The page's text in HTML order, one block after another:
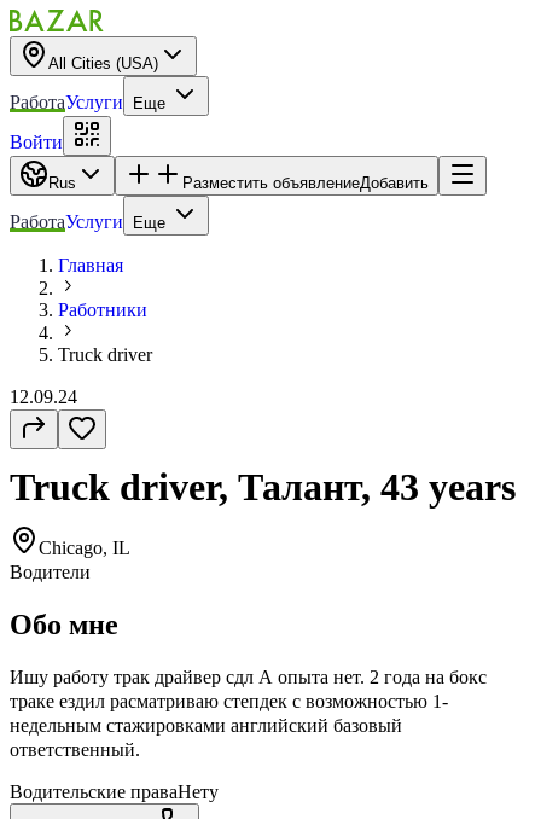
All Cities (USA)
РаботаУслуги Еще
Войти
Rus Разместить объявлениеДобавить
РаботаУслуги Еще
Главная
Работники
Truck driver
12.09.24
Truck driver, Талант, 43 years
Chicago, IL
Водители
Обо мне
Ишу работу трак драйвер сдл А опыта нет. 2 года на бокс
траке ездил расматриваю степдек с возможностью 1-
недельным стажировками английский базовый
ответственный.
Водительские праваНету